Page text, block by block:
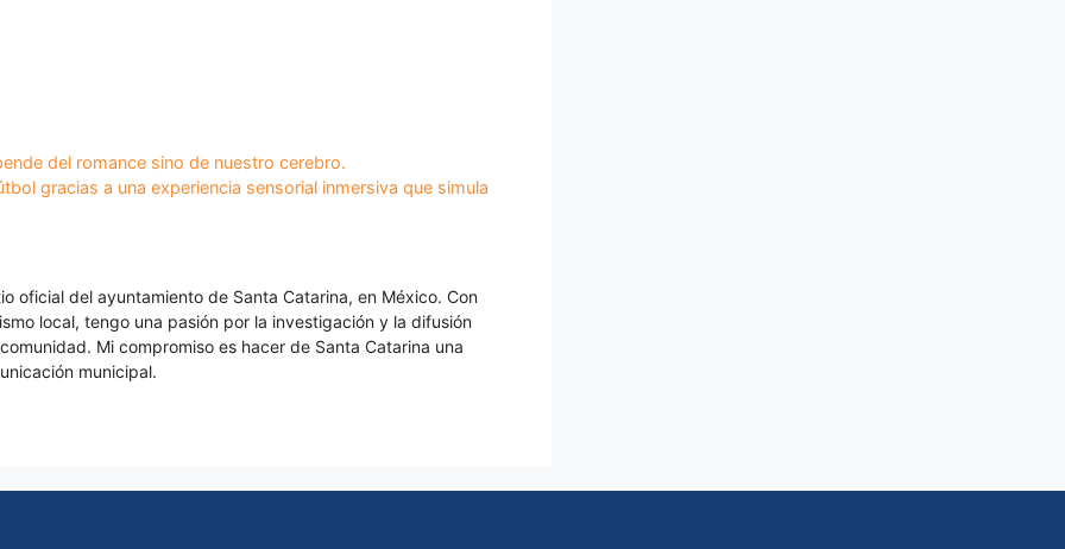
del romance sino de nuestro cerebro.
gracias a una experiencia sensorial inmersiva que simula
oficial del ayuntamiento de Santa Catarina, en México. Con
local, tengo una pasión por la investigación y la difusión
Mi compromiso es hacer de Santa Catarina una
municipal.